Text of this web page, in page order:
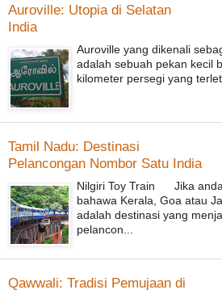
Auroville: Utopia di Selatan
India
Auroville yang dikenali
adalah sebuah pekan kecil
kilometer persegi yang
Tamil Nadu: Destinasi
Pelancongan Nombor Satu India
Nilgiri Toy Train Jika
bahawa Kerala, Goa atau
adalah destinasi yang
pelancon...
Qawwali: Tradisi Pemujaan di